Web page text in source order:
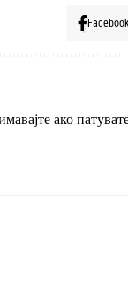
Facebook
ако